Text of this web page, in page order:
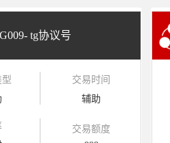
tg协议号
交易时间
辅助
交易额度